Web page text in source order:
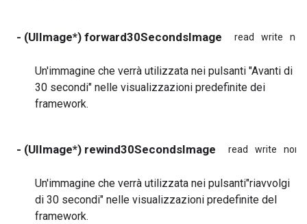
- (UIImage*) forward30SecondsImage read write
Un'immagine che verrà utilizzata nei pulsanti "Avanti di
30 secondi" nelle visualizzazioni predefinite dei
framework.
- (UIImage*) rewind30SecondsImage read write
Un'immagine che verrà utilizzata nei pulsanti"riavvolgi
di 30 secondi" nelle visualizzazioni predefinite del
framework.